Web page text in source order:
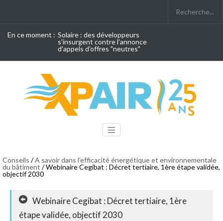
En ce moment : Solaire : des développeurs
s'insurgent contre l'annonce
d'appels d'offres "neutres"
Conseils /A savoir dans l'efficacité énergétique et environnementale
du bâtiment / Webinaire Cegibat : Décret tertiaire, 1ère étape validée,
objectif 2030
Webinaire Cegibat : Décret tertiaire, 1ère
étape validée, objectif 2030